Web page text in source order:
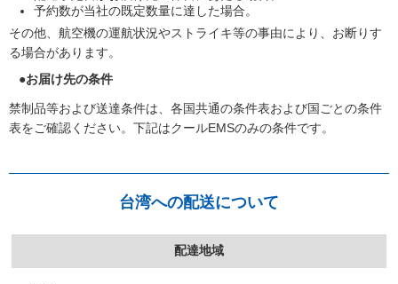
予約数が当社の既定数量に達した場合。
その他、航空機の運航状況やストライキ等の事由により、お断りす
る場合があります。
●お届け先の条件
禁制品等および送達条件は、各国共通の条件表および国ごとの条件
表をご確認ください。下記はクールEMSのみの条件です。
台湾への配送について
配達地域